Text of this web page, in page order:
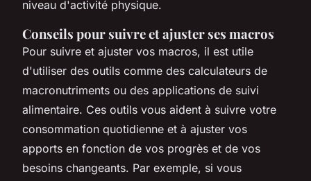
niveau d'activité physique.
Conseils pour suivre et ajuster ses macros
Pour suivre et ajuster vos macros, il est utile
d'utiliser des outils comme des calculateurs de
macronutriments ou des applications de suivi
alimentaire. Ces outils vous aident à suivre votre
consommation quotidienne et à ajuster vos
apports en fonction de vos progrès et de vos
besoins changeants. Par exemple, si vous